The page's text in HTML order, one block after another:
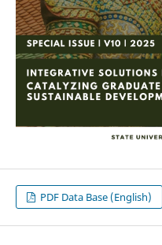
PDF Data Base (English)